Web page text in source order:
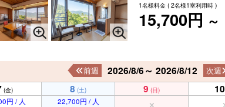
1名様料金 ( 2名様1室利用時 )
15,700円 ～
2026/8/6～ 2026/8/12
前週 次週
(金) 8 (土) 9 (日) 10
円 / 人 22,700円 / 人